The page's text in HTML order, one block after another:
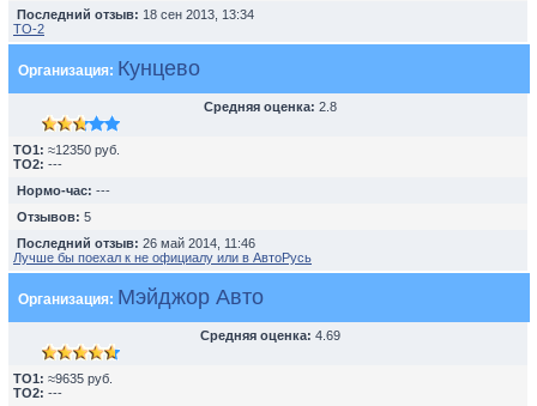
Последний отзыв: 18 сен 2013, 13:34
TO-2
Организация: Кунцево
Средняя оценка: 2.8
TO1: ≈12350 руб.
TO2: ---
Нормо-час: ---
Отзывов: 5
Последний отзыв: 26 май 2014, 11:46
Лучше бы поехал к не официалу или в АвтоРусь
Организация: Мэйджор Авто
Средняя оценка: 4.69
TO1: ≈9635 руб.
TO2: ---